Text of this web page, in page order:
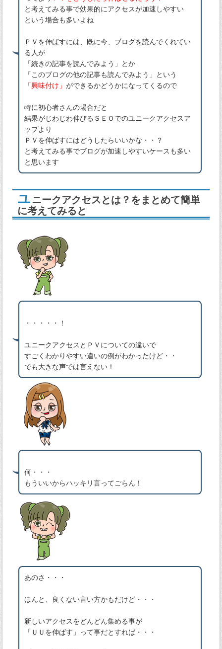
と考えてみる事で効果的にアクセスが加速しやすい
という場合も多いよね
ＰＶを伸ばすには、既に今、ブログを読んでくれてい
る人が
「続きの記事を読んでみよう」とか
「このブログの他の記事も読んでみよう」という
「興味付け」ができるかどうかになってくるので
特に初心者さんの場合だと
結果がじわじわ伸びるＳＥＯでのユニークアクセスア
ップより
ＰＶを伸ばすにはどうしたらいいかな・・？
と考えてみる事でブログが加速しやすいケースも多い
と思います
ユニークアクセスとは？をまとめて簡単
に考えてみると
・・・・・！
ユニークアクセスとＰＶについての違いで
すごくわかりやすい違いの例がわかったけど・・
でも大きな声では言えない！
何・・・
もういいからハッキリ言ってごらん！
あのさ・・・
ほんと、良くない言い方かもだけど・・・
新しいアクセスをどんどん集める事が
「ＵＵを伸ばす」って事だとすれば・・・